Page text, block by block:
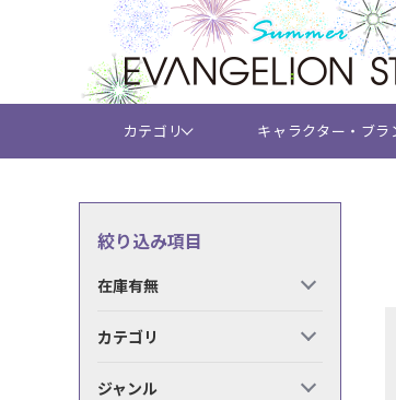
カテゴリ キャラクター・ブラ
絞り込み項目
在庫有無
カテゴリ
ジャンル